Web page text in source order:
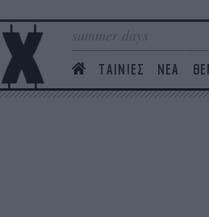
summer days
ΤΑΙΝΙΕΣ ΝΕΑ